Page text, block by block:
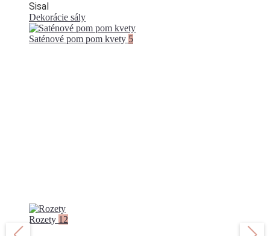
Sisal
Dekorácie sály
Saténové pom pom kvety 5
Rozety 12